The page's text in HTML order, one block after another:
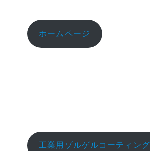
ホームページ
工業用ゾルゲルコーティング